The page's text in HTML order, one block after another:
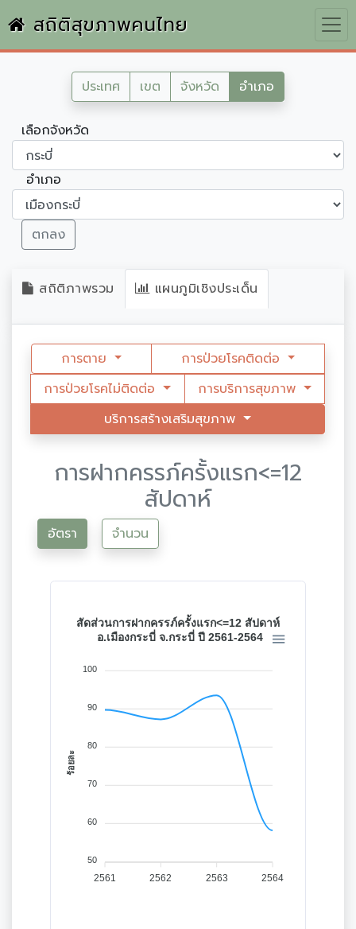
สถิติสุขภาพคนไทย
ประเทศ เขต จังหวัด อำเภอ
เลือกจังหวัด
อำเภอ
ตกลง
สถิติภาพรวม แผนภูมิเชิงประเด็น
การตาย
การป่วยโรคติดต่อ
การป่วยโรคไม่ติดต่อ
การบริการสุขภาพ
บริการสร้างเสริมสุขภาพ
การฝากครรภ์ครั้งแรก<=12
สัปดาห์
อัตรา จำนวน